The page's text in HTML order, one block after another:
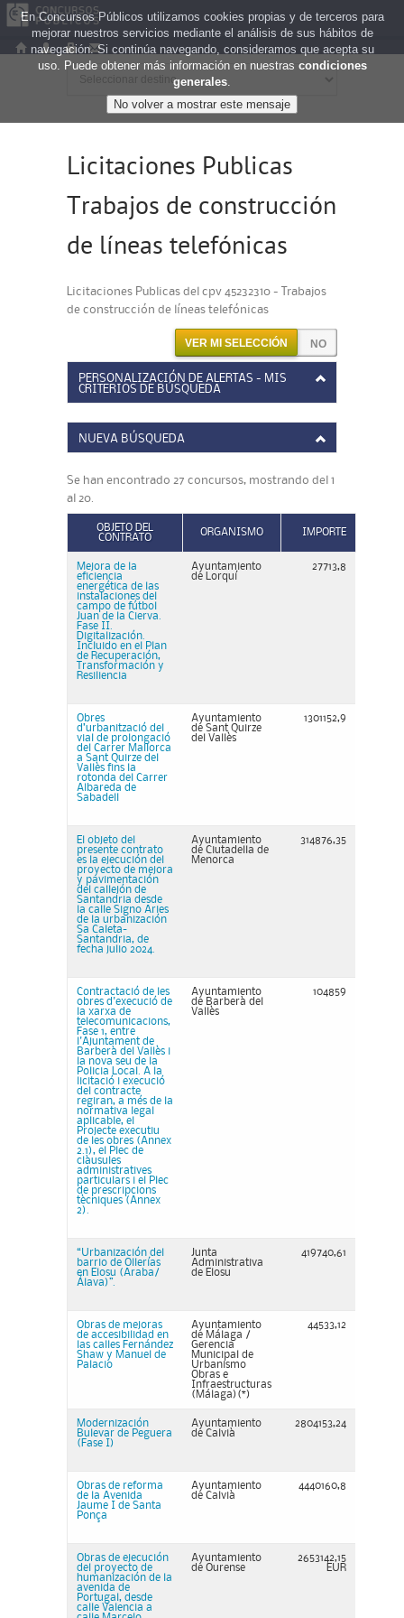
Licitaciones Publicas
Trabajos de construcción
de líneas telefónicas
Licitaciones Publicas del cpv 45232310 - Trabajos
de construcción de líneas telefónicas
VER MI SELECCIÓN
PERSONALIZACIÓN DE ALERTAS - MIS
CRITERIOS DE BÚSQUEDA
NUEVA BÚSQUEDA
Se han encontrado 27 concursos, mostrando del 1
al 20.
OBJETO DEL
CONTRATO
ORGANISMO IMPORTE
Mejora de la
eficiencia
energética de las
instalaciones del
campo de fútbol
Juan de la Cierva.
Fase II.
Digitalización.
Incluido en el Plan
de Recuperación,
Transformación y
Resiliencia
Ayuntamiento
de Lorquí
27713,8
Obres
d’urbanització del
vial de prolongació
del Carrer Mallorca
a Sant Quirze del
Vallès fins la
rotonda del Carrer
Albareda de
Sabadell
Ayuntamiento
de Sant Quirze
del Vallès
1301152,9
El objeto del
presente contrato
es la ejecución del
proyecto de mejora
y pavimentación
del callejón de
Santandria desde
la calle Signo Aries
de la urbanización
Sa Caleta-
Santandria, de
fecha julio 2024.
Ayuntamiento
de Ciutadella de
Menorca
314876,35
Contractació de les
obres d'execució de
la xarxa de
telecomunicacions,
Fase 1, entre
l'Ajuntament de
Barberà del Vallès i
la nova seu de la
Policia Local. A la
licitació i execució
del contracte
regiran, a més de la
normativa legal
aplicable, el
Projecte executiu
de les obres (Annex
2.1), el Plec de
clàusules
administratives
particulars i el Plec
de prescripcions
tècniques (Annex
2).
Ayuntamiento
de Barberà del
Vallès
104859
“Urbanización del
barrio de Ollerías
en Elosu (Araba/
Álava)”.
Junta
Administrativa
de Elosu
419740,61
Obras de mejoras
de accesibilidad en
las calles Fernández
Shaw y Manuel de
Palacio
Ayuntamiento
de Málaga /
Gerencia
Municipal de
Urbanismo
Obras e
Infraestructuras
(Málaga)(*)
44533,12
Modernización
Bulevar de Peguera
(Fase I)
Ayuntamiento
de Calvià
2804153,24
Obras de reforma
de la Avenida
Jaume I de Santa
Ponça
Ayuntamiento
de Calvià
4440160,8
Obras de ejecución
del proyecto de
humanización de la
avenida de
Portugal, desde
calle Valencia a
Ayuntamiento
de Ourense
2653142,15
EUR
En Concursos Públicos utilizamos cookies propias y de terceros para
mejorar nuestros servicios mediante el análisis de sus hábitos de
navegación. Si continúa navegando, consideramos que acepta su
uso. Puede obtener más información en nuestras condiciones
generales.